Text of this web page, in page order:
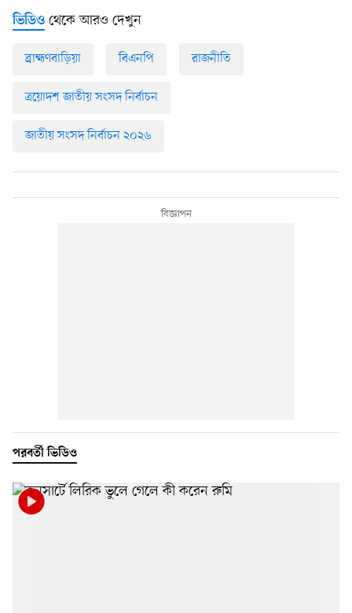
ভিডিও থেকে আরও দেখুন
ব্রাহ্মণবাড়িয়া বিএনপি রাজনীতি
ত্রয়োদশ জাতীয় সংসদ নির্বাচন
জাতীয় সংসদ নির্বাচন ২০২৬
পরবর্তী ভিডিও